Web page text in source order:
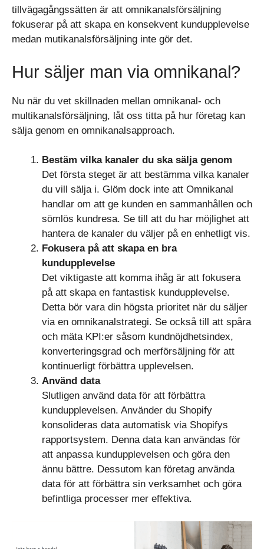
tillvägagångssätten är att omnikanalsförsäljning
fokuserar på att skapa en konsekvent kundupplevelse
medan mutikanalsförsäljning inte gör det.
Hur säljer man via omnikanal?
Nu när du vet skillnaden mellan omnikanal- och
multikanalsförsäljning, låt oss titta på hur företag kan
sälja genom en omnikanalsapproach.
Bestäm vilka kanaler du ska sälja genom
Det första steget är att bestämma vilka kanaler
du vill sälja i. Glöm dock inte att Omnikanal
handlar om att ge kunden en sammanhållen och
sömlös kundresa. Se till att du har möjlighet att
hantera de kanaler du väljer på en enhetligt vis.
Fokusera på att skapa en bra
kundupplevelse
Det viktigaste att komma ihåg är att fokusera
på att skapa en fantastisk kundupplevelse.
Detta bör vara din högsta prioritet när du säljer
via en omnikanalstrategi. Se också till att spåra
och mäta KPI:er såsom kundnöjdhetsindex,
konverteringsgrad och merförsäljning för att
kontinuerligt förbättra upplevelsen.
Använd data
Slutligen använd data för att förbättra
kundupplevelsen. Använder du Shopify
konsolideras data automatisk via Shopifys
rapportsystem. Denna data kan användas för
att anpassa kundupplevelsen och göra den
ännu bättre. Dessutom kan företag använda
data för att förbättra sin verksamhet och göra
befintliga processer mer effektiva.